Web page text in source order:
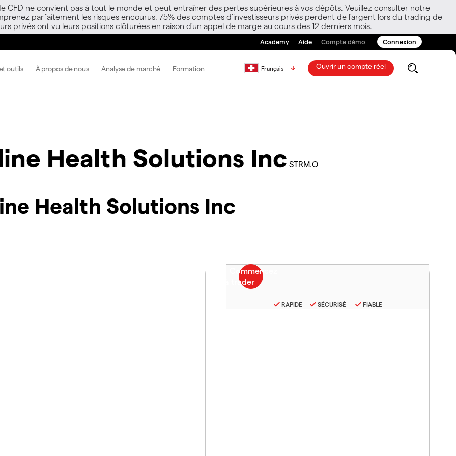
CFD ne convient pas à tout le monde et peut entraîner des pertes supérieures à vos dépôts. Veuillez consulter notre
parfaitement les risques encourus. 75% des comptes d’investisseurs privés perdent de l’argent lors du trading de
privés ont vu leurs positions clôturées en raison d’un appel de marge au cours des 12 derniers mois.
Academy Aide Compte démo Connexion
outils À propos de nous Analyse de marché Formation Français Ouvrir un compte réel
Health Solutions Inc STRM.O
Health Solutions Inc
RAPIDE SÉCURISÉ FIABLE